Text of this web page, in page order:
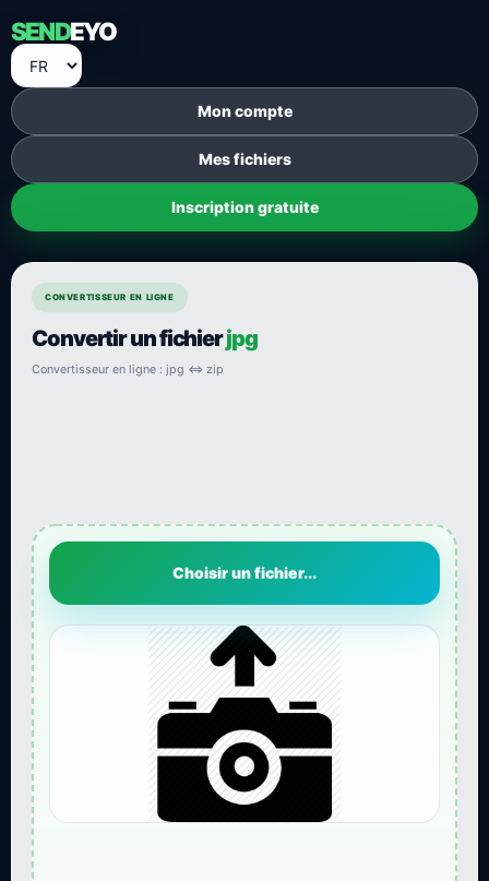
SENDEYO
Mon compte
Mes fichiers
Inscription gratuite
CONVERTISSEUR EN LIGNE
Convertir un fichierjpg
Convertisseur en ligne : jpg ⇔ zip
Choisir un fichier...